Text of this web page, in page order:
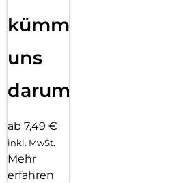
kümmern
uns
darum!
ab 7,49 €
inkl. MwSt.
Mehr
erfahren